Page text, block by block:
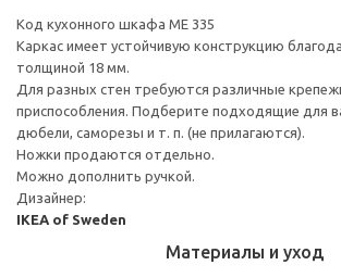
Код кухонного шкафа ME 335
Каркас имеет устойчивую конструкцию
толщиной 18 мм.
Для разных стен требуются различные
приспособления. Подберите подходящие для
дюбели, саморезы и т. п. (не прилагаются).
Ножки продаются отдельно.
Можно дополнить ручкой.
Дизайнер:
IKEA of Sweden
Материалы и уход